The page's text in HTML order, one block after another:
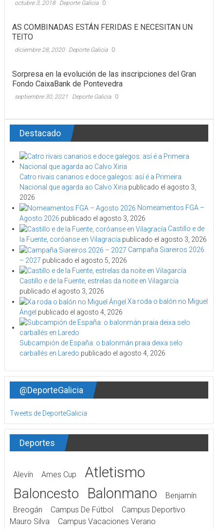
octubre 3, 2018 Deporte Galicia 0
AS COMBINADAS ESTÁN FERIDAS E NECESITAN UN
TEITO
diciembre 28, 2020 Deporte Galicia 0
Sorpresa en la evolución de las inscripciones del Gran
Fondo CaixaBank de Pontevedra
septiembre 30, 2021 Deporte Galicia 0
Destacado
Catro rivais canarios e doce galegos: así é a Primeira
Nacional que agarda ao Calvo Xiria publicado el agosto 3,
2026
Nomeamentos FGA –
Agosto 2026 publicado el agosto 3, 2026
Castillo e de
la Fuente, coróanse en Vilagracía publicado el agosto 3, 2026
Campaña Siareiros 2026
– 2027 publicado el agosto 5, 2026
Castillo e de la Fuente, estrelas da noite en Vilagarcía
publicado el agosto 3, 2026
Xa roda o balón no Miguel
Ángel publicado el agosto 4, 2026
Subcampión de España: o balonmán praia deixa selo
carballés en Laredo publicado el agosto 4, 2026
@DeporteGalicia
Tweets de DeporteGalicia
Deportes
Alevín Ames Cup Atletismo
Baloncesto Balonmano
Benjamín
Breogán
Campus De Fútbol
Campus Deportivo
Mauro Silva
Campus Vacaciones Verano